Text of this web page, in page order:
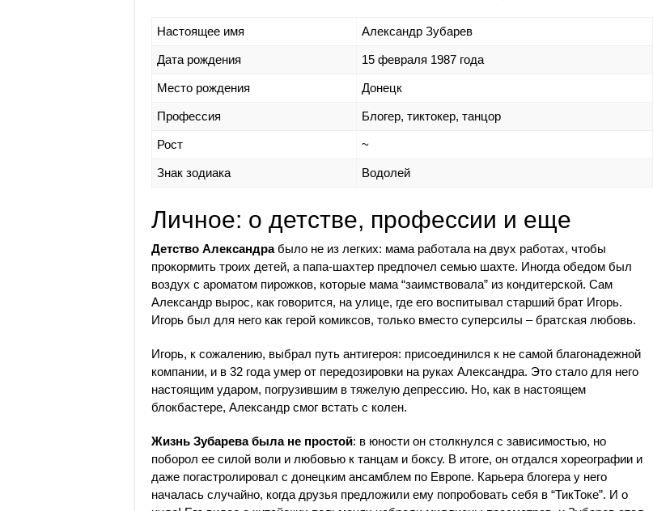
Настоящее имя Александр Зубарев
Дата рождения 15 февраля 1987 года
Место рождения Донецк
Профессия Блогер, тиктокер, танцор
Рост ~
Знак зодиака Водолей
Личное: о детстве, профессии и еще
Детство Александрабыло не из легких: мама работала на двух работах, чтобы
прокормить троих детей, а папа-шахтер предпочел семью шахте. Иногда обедом был
воздух с ароматом пирожков, которые мама “заимствовала” из кондитерской. Сам
Александр вырос, как говорится, на улице, где его воспитывал старший брат Игорь.
Игорь был для него как герой комиксов, только вместо суперсилы – братская любовь.
Игорь, к сожалению, выбрал путь антигероя: присоединился к не самой благонадежной
компании, и в 32 года умер от передозировки на руках Александра. Это стало для него
настоящим ударом, погрузившим в тяжелую депрессию. Но, как в настоящем
блокбастере, Александр смог встать с колен.
Жизнь Зубарева была не простой: в юности он столкнулся с зависимостью, но
поборол ее силой воли и любовью к танцам и боксу. В итоге, он отдался хореографии и
даже погастролировал с донецким ансамблем по Европе. Карьера блогера у него
началась случайно, когда друзья предложили ему попробовать себя в “ТикТоке”. И о